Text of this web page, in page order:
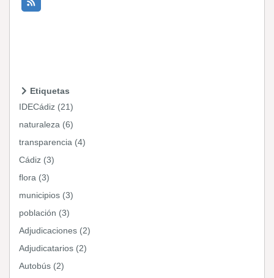
Etiquetas
IDECádiz (21)
naturaleza (6)
transparencia (4)
Cádiz (3)
flora (3)
municipios (3)
población (3)
Adjudicaciones (2)
Adjudicatarios (2)
Autobús (2)